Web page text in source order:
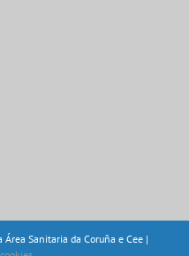
Sanitaria da Coruña e Cee |